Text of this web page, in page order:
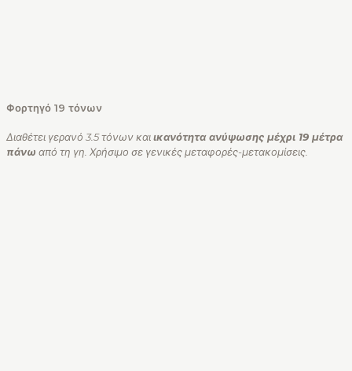
Φορτηγό 19 τόνων
Διαθέτει γερανό 3.5 τόνων καιικανότητα ανύψωσης μέχρι 19 μέτρα
πάνω από τη γη. Χρήσιμο σε γενικές μεταφορές-μετακομίσεις.